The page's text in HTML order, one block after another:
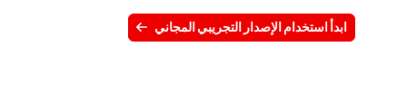
ابدأ استخدام الإصدار التجريبي المجاني